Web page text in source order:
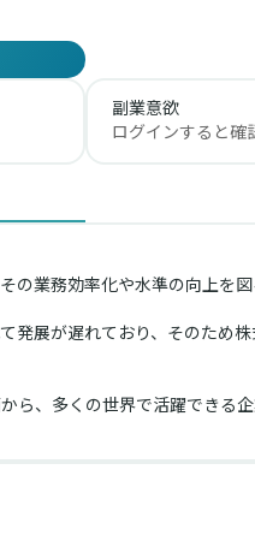
副業意欲
ログインすると確
業務効率化や水準の向上を図
展が遅れており、そのため
ら、多くの世界で活躍できる